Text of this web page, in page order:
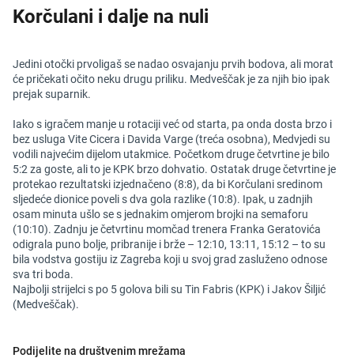
Korčulani i dalje na nuli
Jedini otočki prvoligaš se nadao osvajanju prvih bodova, ali morat
će pričekati očito neku drugu priliku. Medveščak je za njih bio ipak
prejak suparnik.
Iako s igračem manje u rotaciji već od starta, pa onda dosta brzo i
bez usluga Vite Cicera i Davida Varge (treća osobna), Medvjedi su
vodili najvećim dijelom utakmice. Početkom druge četvrtine je bilo
5:2 za goste, ali to je KPK brzo dohvatio. Ostatak druge četvrtine je
protekao rezultatski izjednačeno (8:8), da bi Korčulani sredinom
sljedeće dionice poveli s dva gola razlike (10:8). Ipak, u zadnjih
osam minuta ušlo se s jednakim omjerom brojki na semaforu
(10:10). Zadnju je četvrtinu momčad trenera Franka Geratovića
odigrala puno bolje, pribranije i brže – 12:10, 13:11, 15:12 – to su
bila vodstva gostiju iz Zagreba koji u svoj grad zasluženo odnose
sva tri boda.
Najbolji strijelci s po 5 golova bili su Tin Fabris (KPK) i Jakov Šiljić
(Medveščak).
Podijelite na društvenim mrežama